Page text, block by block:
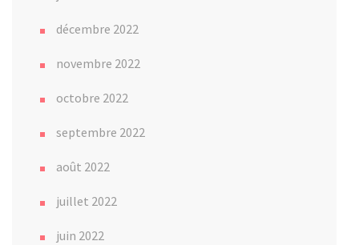
décembre 2022
novembre 2022
octobre 2022
septembre 2022
août 2022
juillet 2022
juin 2022